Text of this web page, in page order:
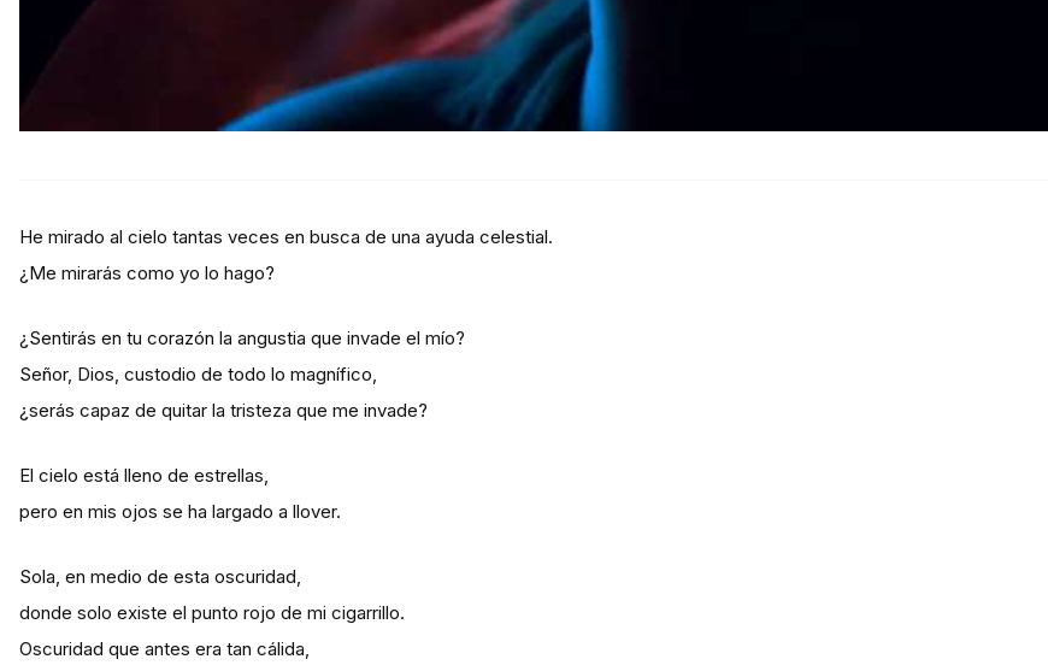
He mirado al cielo tantas veces en busca de una ayuda celestial.
¿Me mirarás como yo lo hago?
¿Sentirás en tu corazón la angustia que invade el mío?
Señor, Dios, custodio de todo lo magnífico,
¿serás capaz de quitar la tristeza que me invade?
El cielo está lleno de estrellas,
pero en mis ojos se ha largado a llover.
Sola, en medio de esta oscuridad,
donde solo existe el punto rojo de mi cigarrillo.
Oscuridad que antes era tan cálida,